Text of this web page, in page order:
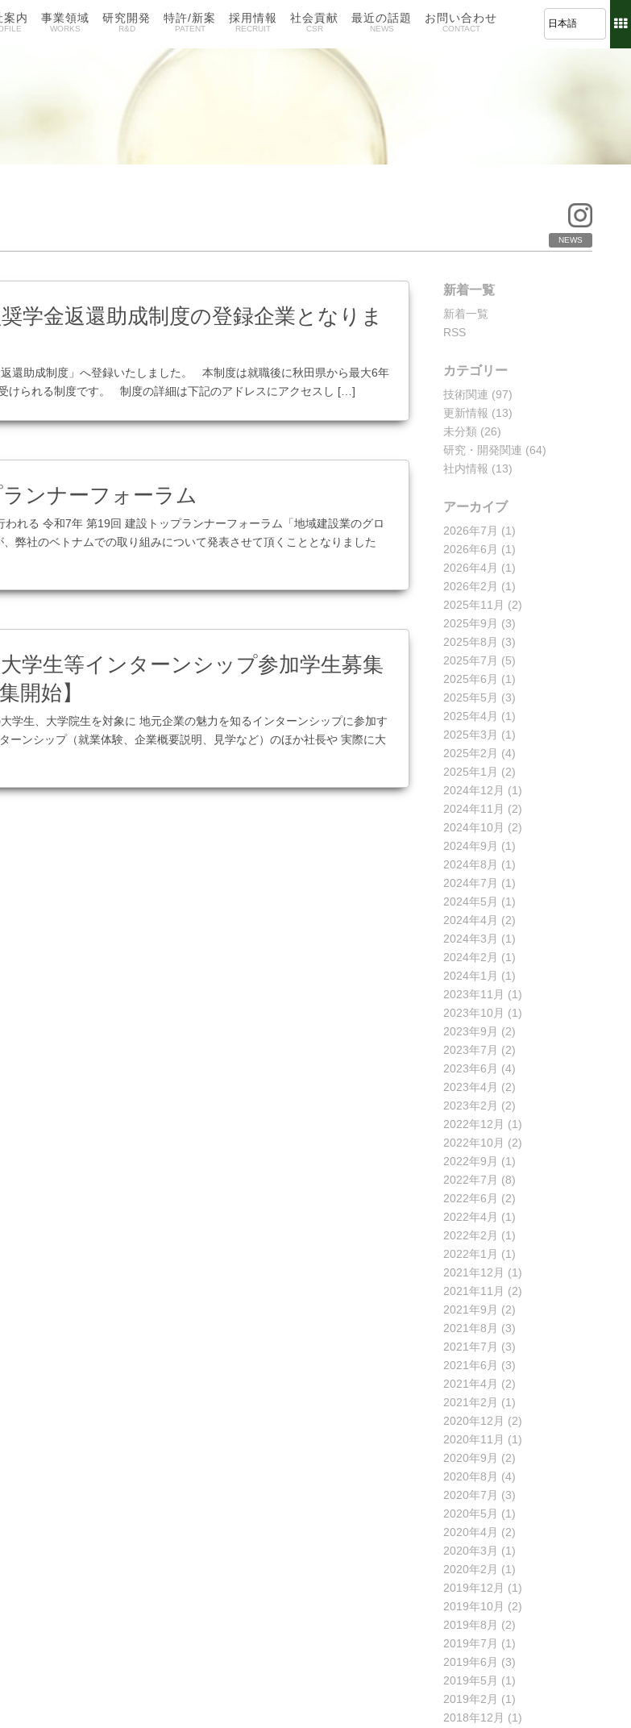
案内 事業領域
WORKS
研究開発
R&D
特許/新案
PATENT
採用情報
RECRUIT
社会貢献
CSR
最近の話題
NEWS
お問い合わせ
CONTACT
NEWS
学金返還助成制度の登録企業となりま
還助成制度」へ登録いたしました。 本制度は就職後に秋田県から最大6年
けられる制度です。 制度の詳細は下記のアドレスにアクセスし […]
ンナーフォーラム
れる 令和7年 第19回 建設トップランナーフォーラム「地域建設業のグロ
弊社のベトナムでの取り組みについて発表させて頂くこととなりました
学生等インターンシップ参加学生募集
開始】
学生、大学院生を対象に 地元企業の魅力を知るインターンシップに参加す
ーンシップ（就業体験、企業概要説明、見学など）のほか社長や 実際に大
新着一覧
新着一覧
RSS
カテゴリー
技術関連 (97)
更新情報 (13)
未分類 (26)
研究・開発関連 (64)
社内情報 (13)
アーカイブ
2026年7月 (1)
2026年6月 (1)
2026年4月 (1)
2026年2月 (1)
2025年11月 (2)
2025年9月 (3)
2025年8月 (3)
2025年7月 (5)
2025年6月 (1)
2025年5月 (3)
2025年4月 (1)
2025年3月 (1)
2025年2月 (4)
2025年1月 (2)
2024年12月 (1)
2024年11月 (2)
2024年10月 (2)
2024年9月 (1)
2024年8月 (1)
2024年7月 (1)
2024年5月 (1)
2024年4月 (2)
2024年3月 (1)
2024年2月 (1)
2024年1月 (1)
2023年11月 (1)
2023年10月 (1)
2023年9月 (2)
2023年7月 (2)
2023年6月 (4)
2023年4月 (2)
2023年2月 (2)
2022年12月 (1)
2022年10月 (2)
2022年9月 (1)
2022年7月 (8)
2022年6月 (2)
2022年4月 (1)
2022年2月 (1)
2022年1月 (1)
2021年12月 (1)
2021年11月 (2)
2021年9月 (2)
2021年8月 (3)
2021年7月 (3)
2021年6月 (3)
2021年4月 (2)
2021年2月 (1)
2020年12月 (2)
2020年11月 (1)
2020年9月 (2)
2020年8月 (4)
2020年7月 (3)
2020年5月 (1)
2020年4月 (2)
2020年3月 (1)
2020年2月 (1)
2019年12月 (1)
2019年10月 (2)
2019年8月 (2)
2019年7月 (1)
2019年6月 (3)
2019年5月 (1)
2019年2月 (1)
2018年12月 (1)